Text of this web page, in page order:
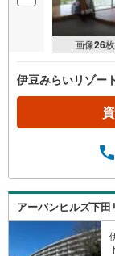
画像26枚
伊豆みらいリゾー
アーバンヒルズ下田